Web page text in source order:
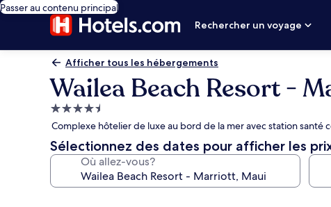
Passer au contenu principal
Rechercher un voyage
Afficher tous les hébergements
Wailea Beach Resort -
Hébergement
4.5 étoiles
Complexe hôtelier de luxe au bord de la mer avec station santé
Sélectionnez des dates pour afficher les
Où allez-vous?